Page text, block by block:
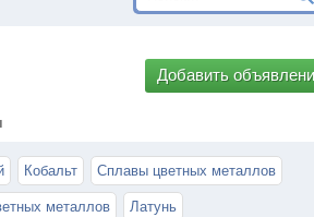
Добавить
Кобальт Сплавы цветных металлов
металлов Латунь